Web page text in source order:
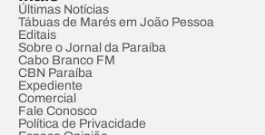
Últimas Notícias
Tábuas de Marés em João Pessoa
Editais
Sobre o Jornal da Paraíba
Cabo Branco FM
CBN Paraíba
Expediente
Comercial
Fale Conosco
Política de Privacidade